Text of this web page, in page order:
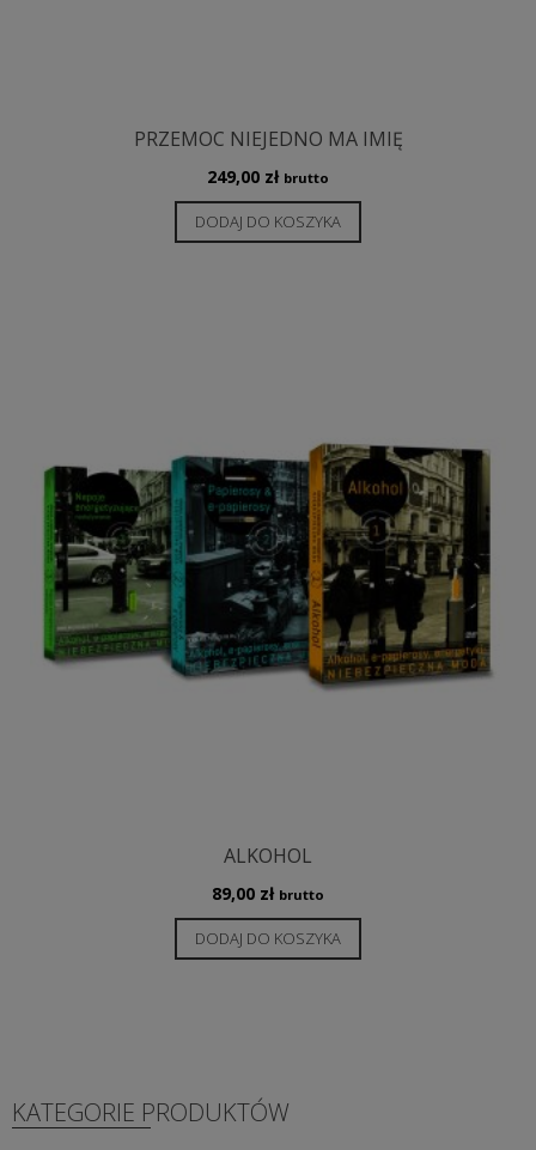
PRZEMOC NIEJEDNO MA IMIĘ
249,00 zł brutto
DODAJ DO KOSZYKA
ALKOHOL
89,00 zł brutto
DODAJ DO KOSZYKA
KATEGORIE PRODUKTÓW